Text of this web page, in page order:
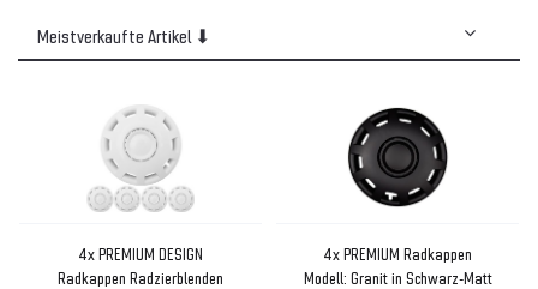
4x PREMIUM DESIGN
Radkappen Radzierblenden
4x PREMIUM Radkappen
Modell: Granit in Schwarz-Matt